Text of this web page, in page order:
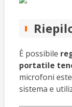
È possibile
portatile
microfoni
sistema e